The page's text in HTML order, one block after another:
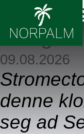
Ingen
12mg
09.08.2026
denne
seg ad